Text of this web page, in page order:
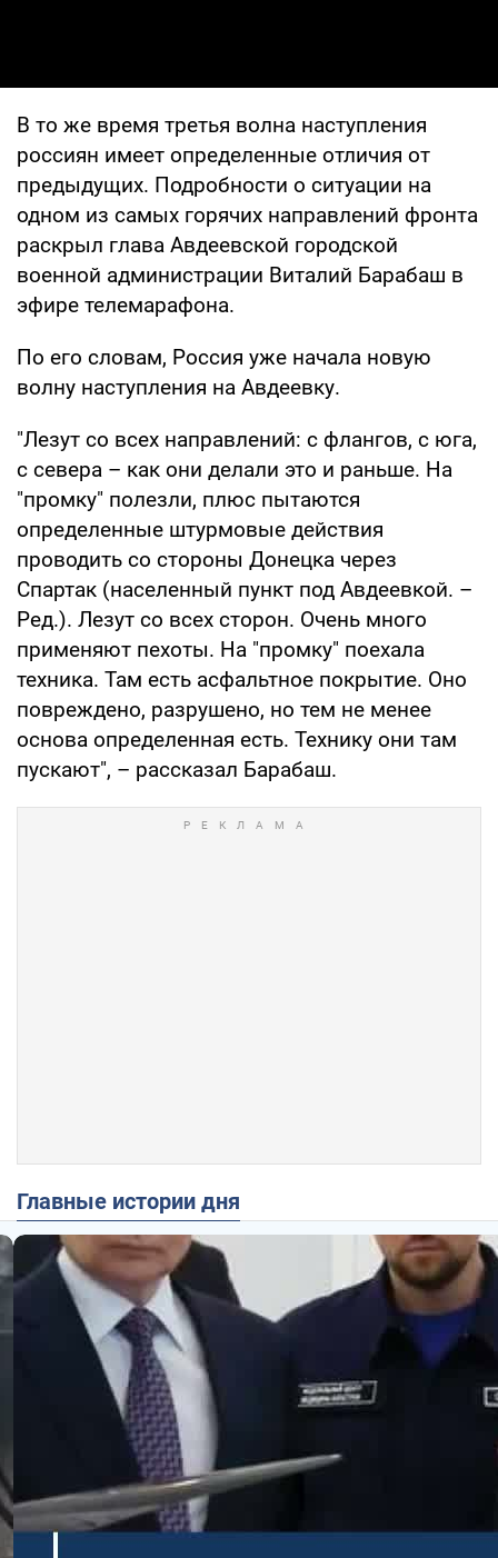
В то же время третья волна наступления
россиян имеет определенные отличия от
предыдущих. Подробности о ситуации на
одном из самых горячих направлений фронта
раскрыл глава Авдеевской городской
военной администрации Виталий Барабаш в
эфире телемарафона.
По его словам, Россия уже начала новую
волну наступления на Авдеевку.
"Лезут со всех направлений: с флангов, с юга,
с севера – как они делали это и раньше. На
"промку" полезли, плюс пытаются
определенные штурмовые действия
проводить со стороны Донецка через
Спартак (населенный пункт под Авдеевкой. –
Ред.). Лезут со всех сторон. Очень много
применяют пехоты. На "промку" поехала
техника. Там есть асфальтное покрытие. Оно
повреждено, разрушено, но тем не менее
основа определенная есть. Технику они там
пускают", – рассказал Барабаш.
Главные истории дня